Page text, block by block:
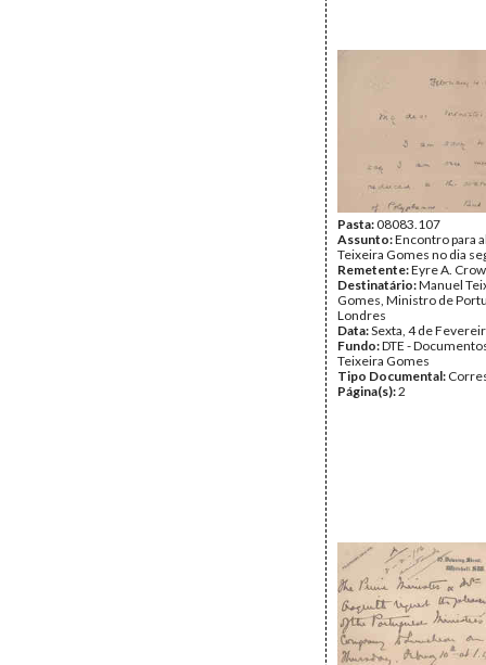
Pasta:08083.107
Assunto:Encontro para
Teixeira Gomes no dia
Remetente:Eyre A.
Destinatário:Manuel
Gomes, Ministro de
Londres
Data:Sexta, 4 de
Fundo:DTE -
Teixeira Gomes
Tipo Documental:
Página(s):2